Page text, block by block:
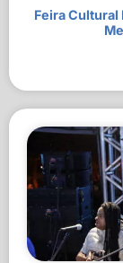
Feira Cultural